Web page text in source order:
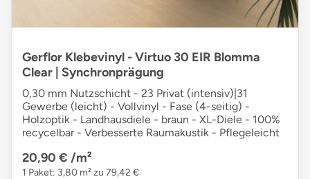
Gerflor Klebevinyl - Virtuo 30 EIR Blomma
Clear | Synchronprägung
0,30 mm Nutzschicht - 23 Privat (intensiv)|31
Gewerbe (leicht) - Vollvinyl - Fase (4-seitig) -
Holzoptik - Landhausdiele - braun - XL-Diele - 100%
recycelbar - Verbesserte Raumakustik - Pflegeleicht
20,90 € /m²
1 Paket: 3,80 m² zu 79,42 €